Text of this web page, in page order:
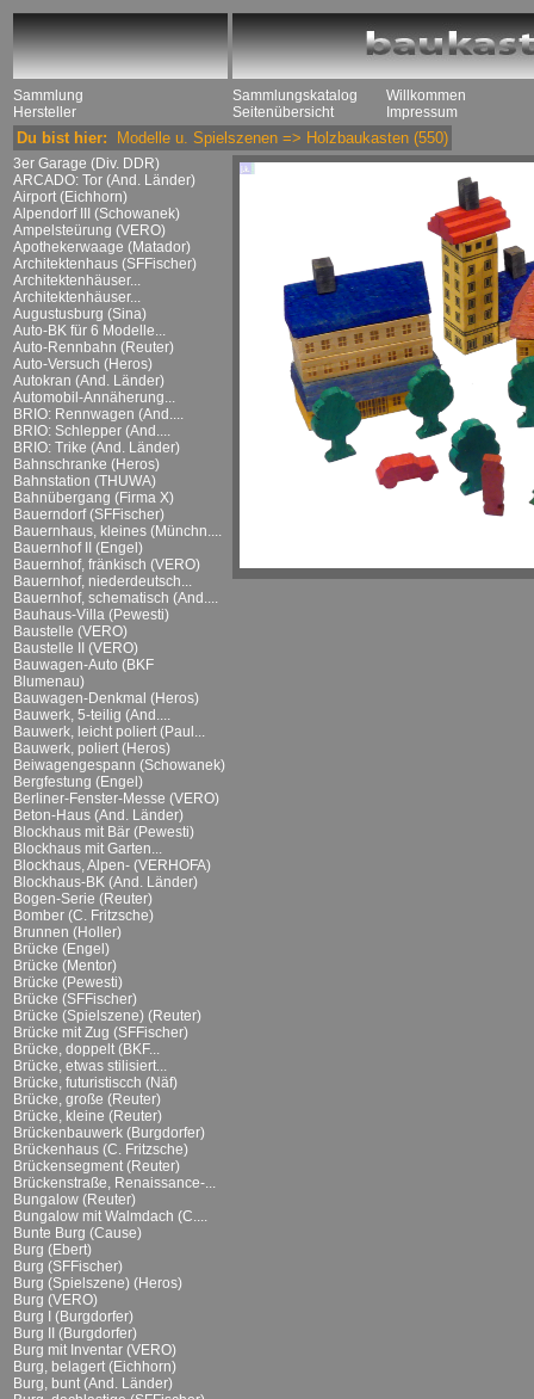
Sammlung
Hersteller
Sammlungskatalog
Seitenübersicht
Willkommen
Impressum
Du bist hier: Modelle u. Spielszenen => Holzbaukasten (550)
3er Garage (Div. DDR)
ARCADO: Tor (And. Länder)
Airport (Eichhorn)
Alpendorf III (Schowanek)
Ampelsteürung (VERO)
Apothekerwaage (Matador)
Architektenhaus (SFFischer)
Architektenhäuser...
Architektenhäuser...
Augustusburg (Sina)
Auto-BK für 6 Modelle...
Auto-Rennbahn (Reuter)
Auto-Versuch (Heros)
Autokran (And. Länder)
Automobil-Annäherung...
BRIO: Rennwagen (And....
BRIO: Schlepper (And....
BRIO: Trike (And. Länder)
Bahnschranke (Heros)
Bahnstation (THUWA)
Bahnübergang (Firma X)
Bauerndorf (SFFischer)
Bauernhaus, kleines (Münchn....
Bauernhof II (Engel)
Bauernhof, fränkisch (VERO)
Bauernhof, niederdeutsch...
Bauernhof, schematisch (And....
Bauhaus-Villa (Pewesti)
Baustelle (VERO)
Baustelle II (VERO)
Bauwagen-Auto (BKF
Blumenau)
Bauwagen-Denkmal (Heros)
Bauwerk, 5-teilig (And....
Bauwerk, leicht poliert (Paul...
Bauwerk, poliert (Heros)
Beiwagengespann (Schowanek)
Bergfestung (Engel)
Berliner-Fenster-Messe (VERO)
Beton-Haus (And. Länder)
Blockhaus mit Bär (Pewesti)
Blockhaus mit Garten...
Blockhaus, Alpen- (VERHOFA)
Blockhaus-BK (And. Länder)
Bogen-Serie (Reuter)
Bomber (C. Fritzsche)
Brunnen (Holler)
Brücke (Engel)
Brücke (Mentor)
Brücke (Pewesti)
Brücke (SFFischer)
Brücke (Spielszene) (Reuter)
Brücke mit Zug (SFFischer)
Brücke, doppelt (BKF...
Brücke, etwas stilisiert...
Brücke, futuristiscch (Näf)
Brücke, große (Reuter)
Brücke, kleine (Reuter)
Brückenbauwerk (Burgdorfer)
Brückenhaus (C. Fritzsche)
Brückensegment (Reuter)
Brückenstraße, Renaissance-...
Bungalow (Reuter)
Bungalow mit Walmdach (C....
Bunte Burg (Cause)
Burg (Ebert)
Burg (SFFischer)
Burg (Spielszene) (Heros)
Burg (VERO)
Burg I (Burgdorfer)
Burg II (Burgdorfer)
Burg mit Inventar (VERO)
Burg, belagert (Eichhorn)
Burg, bunt (And. Länder)